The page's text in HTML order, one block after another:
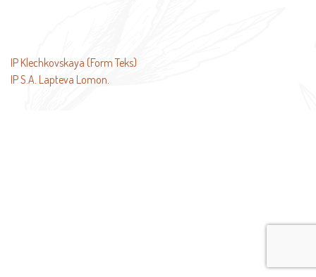
文
章
IP Klechkovskaya (Form Teks)
IP S.A. Lapteva Lomon.